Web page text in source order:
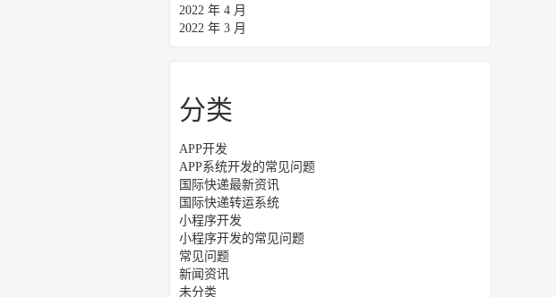
2022 年 4 月
2022 年 3 月
分类
APP开发
APP系统开发的常见问题
国际快递最新资讯
国际快递转运系统
小程序开发
小程序开发的常见问题
常见问题
新闻资讯
未分类